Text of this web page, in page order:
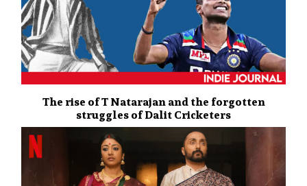
The rise of T Natarajan and the forgotten
struggles of Dalit Cricketers